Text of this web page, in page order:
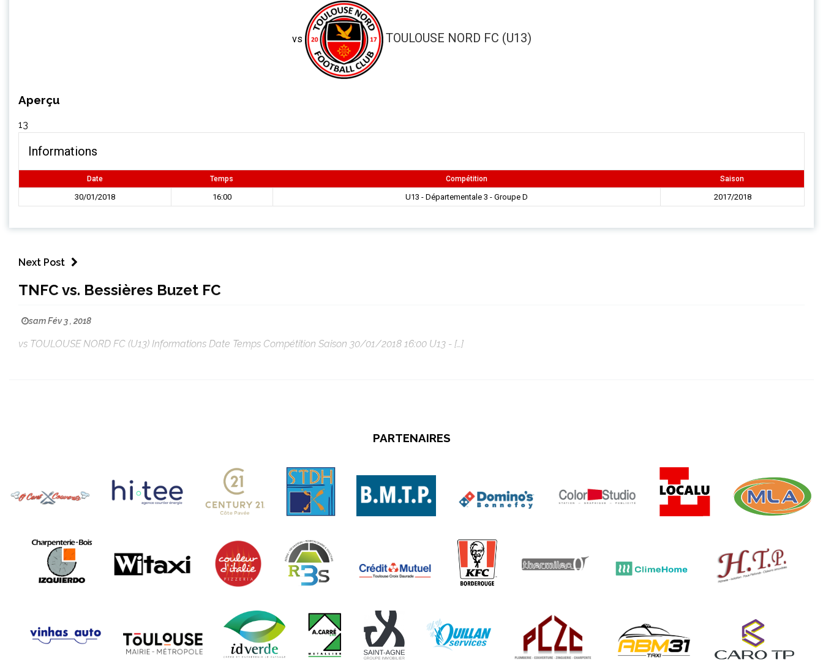
vs TOULOUSE NORD FC (U13)
Aperçu
13
Informations
Date Temps Compétition Saison
30/01/2018 16:00 U13 - Départementale 3 - Groupe D 2017/2018
Next Post
TNFC vs. Bessières Buzet FC
sam Fév 3 , 2018
vs TOULOUSE NORD FC (U13) Informations Date Temps Compétition Saison 30/01/2018 16:00 U13 - […]
PARTENAIRES